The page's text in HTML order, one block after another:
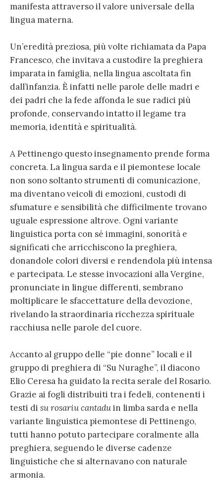
manifesta attraverso il valore universale della
lingua materna.
Un’eredità preziosa, più volte richiamata da Papa
Francesco, che invitava a custodire la preghiera
imparata in famiglia, nella lingua ascoltata fin
dall’infanzia. È infatti nelle parole delle madri e
dei padri che la fede affonda le sue radici più
profonde, conservando intatto il legame tra
memoria, identità e spiritualità.
A Pettinengo questo insegnamento prende forma
concreta. La lingua sarda e il piemontese locale
non sono soltanto strumenti di comunicazione,
ma diventano veicoli di emozioni, custodi di
sfumature e sensibilità che difficilmente trovano
uguale espressione altrove. Ogni variante
linguistica porta con sé immagini, sonorità e
significati che arricchiscono la preghiera,
donandole colori diversi e rendendola più intensa
e partecipata. Le stesse invocazioni alla Vergine,
pronunciate in lingue differenti, sembrano
moltiplicare le sfaccettature della devozione,
rivelando la straordinaria ricchezza spirituale
racchiusa nelle parole del cuore.
Accanto al gruppo delle “pie donne” locali e il
gruppo di preghiera di “Su Nuraghe”, il diacono
Elio Ceresa ha guidato la recita serale del Rosario.
Grazie ai fogli distribuiti tra i fedeli, contenenti i
testi di su rosariu cantaduin limba sarda e nella
variante linguistica piemontese di Pettinengo,
tutti hanno potuto partecipare coralmente alla
preghiera, seguendo le diverse cadenze
linguistiche che si alternavano con naturale
armonia.